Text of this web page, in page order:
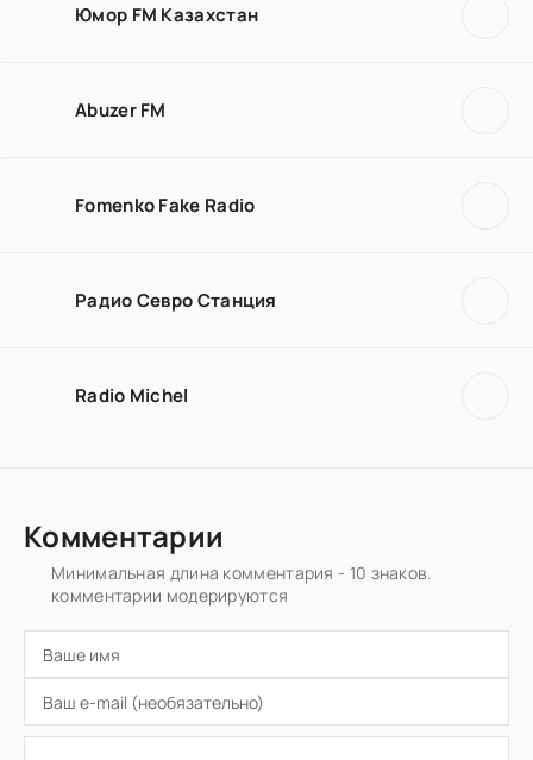
Юмор FM Казахстан
Abuzer FM
Fomenko Fake Radio
Радио Севро Станция
Radio Michel
Комментарии
Минимальная длина комментария - 10 знаков.
комментарии модерируются